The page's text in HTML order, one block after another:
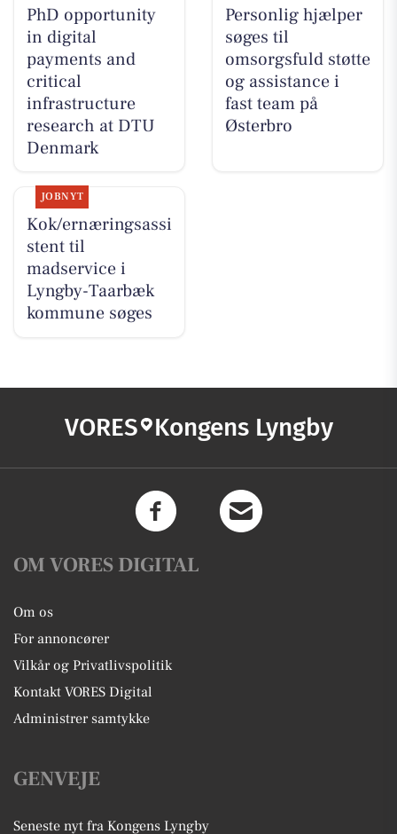
PhD opportunity
in digital
payments and
critical
infrastructure
research at DTU
Denmark
Personlig hjælper
søges til
omsorgsfuld støtte
og assistance i
fast team på
Østerbro
JOBNYT
Kok/ernæringsassi
stent til
madservice i
Lyngby-Taarbæk
kommune søges
VORES Kongens Lyngby
OM VORES DIGITAL
Om os
For annoncører
Vilkår og Privatlivspolitik
Kontakt VORES Digital
Administrer samtykke
GENVEJE
Seneste nyt fra Kongens Lyngby